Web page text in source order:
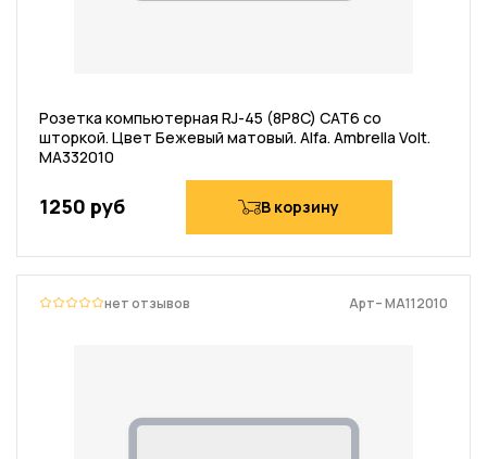
Розетка компьютерная RJ-45 (8P8C) CAT6 со
шторкой. Цвет Бежевый матовый. Alfa. Ambrella Volt.
MA332010
1250 руб В корзину
нет отзывов Арт– MA112010